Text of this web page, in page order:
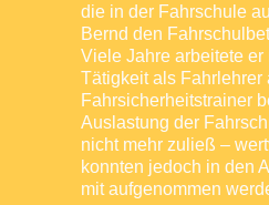
die in der Fahrschule
Bernd den
Viele Jahre arbeitete er
Tätigkeit als Fahrlehrer
Fahrsicherheitstrainer
Auslastung der
nicht mehr zuließ –
konnten jedoch in den
mit aufgenommen